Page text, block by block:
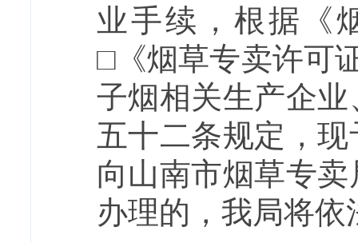
业手续，根据《
□《烟草专卖许可
子烟相关生产企
五十二条规定，
向山南市烟草专
办理的，我局将